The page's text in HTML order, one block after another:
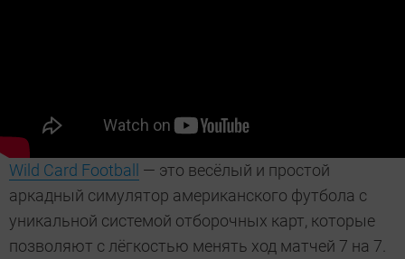
Wild Card Football — это весёлый и простой
аркадный симулятор американского футбола с
уникальной системой отборочных карт, которые
позволяют с лёгкостью менять ход матчей 7 на 7.